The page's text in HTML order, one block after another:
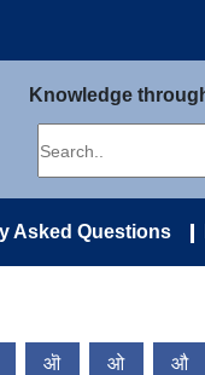
Knowledge
Asked Questions
ऒ ओ औ